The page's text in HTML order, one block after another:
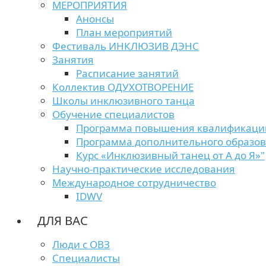
МЕРОПРИЯТИЯ
Анонсы
План мероприятий
Фестиваль ИНКЛЮЗИВ ДЭНС
Занятия
Расписание занятий
Коллектив ОДУХОТВОРЕНИЕ
Школы инклюзивного танца
Обучение специалистов
Программа повышения
Программа дополнительного
Курс «Инклюзивный танец от А до Я»"
Научно-практические исследования
Международное сотрудничество
IDWV
ДЛЯ ВАС
Люди с ОВЗ
Специалисты